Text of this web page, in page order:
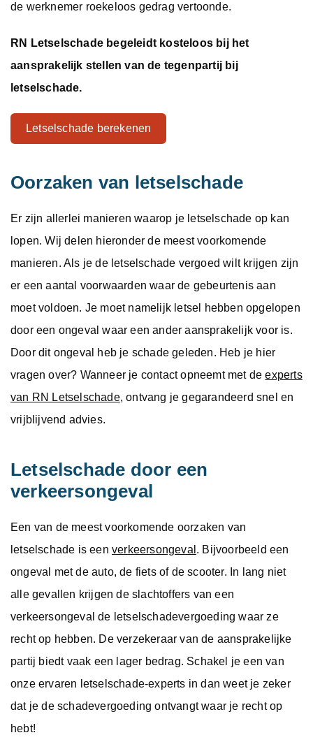
de werknemer roekeloos gedrag vertoonde.
RN Letselschade begeleidt kosteloos bij het
aansprakelijk stellen van de tegenpartij bij
letselschade.
Letselschade berekenen
Oorzaken van letselschade
Er zijn allerlei manieren waarop je letselschade op kan
lopen. Wij delen hieronder de meest voorkomende
manieren. Als je de letselschade vergoed wilt krijgen zijn
er een aantal voorwaarden waar de gebeurtenis aan
moet voldoen. Je moet namelijk letsel hebben opgelopen
door een ongeval waar een ander aansprakelijk voor is.
Door dit ongeval heb je schade geleden. Heb je hier
vragen over? Wanneer je contact opneemt met deexperts
van RN Letselschade, ontvang je gegarandeerd snel en
vrijblijvend advies.
Letselschade door een
verkeersongeval
Een van de meest voorkomende oorzaken van
letselschade is een verkeersongeval . Bijvoorbeeld een
ongeval met de auto, de fiets of de scooter. In lang niet
alle gevallen krijgen de slachtoffers van een
verkeersongeval de letselschadevergoeding waar ze
recht op hebben. De verzekeraar van de aansprakelijke
partij biedt vaak een lager bedrag. Schakel je een van
onze ervaren letselschade-experts in dan weet je zeker
dat je de schadevergoeding ontvangt waar je recht op
hebt!